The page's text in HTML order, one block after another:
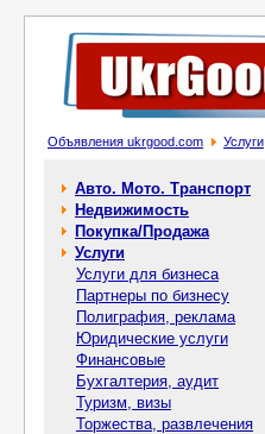
Объявления ukrgood.com Услуги
Авто. Мото. Транспорт
Недвижимость
Покупка/Продажа
Услуги
Услуги для бизнеса
Партнеры по бизнесу
Полиграфия, реклама
Юридические услуги
Финансовые
Бухгалтерия, аудит
Туризм, визы
Торжества, развлечения